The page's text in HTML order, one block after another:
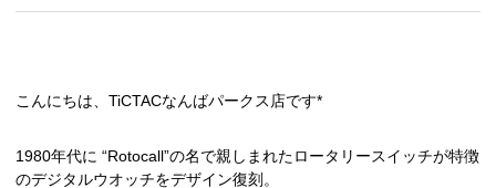
こんにちは、TiCTACなんばパークス店です*
1980年代に “Rotocall”の名で親しまれたロータリースイッチが特徴
のデジタルウオッチをデザイン復刻。